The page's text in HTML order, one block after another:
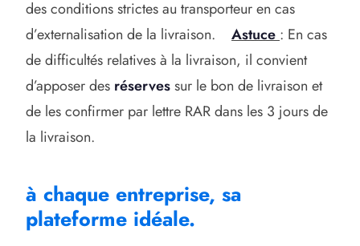
des conditions strictes au transporteur en cas
d’externalisation de la livraison. Astuce : En cas
de difficultés relatives à la livraison, il convient
d’apposer des réservessur le bon de livraison et
de les confirmer par lettre RAR dans les 3 jours de
la livraison.
à chaque entreprise, sa
plateforme idéale.